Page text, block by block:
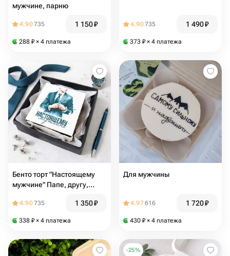
мужчине, парню
4.90735 1 150₽
288 ₽ × 4 платежа
4.90735 1 490₽
373 ₽ × 4 платежа
Бенто торт "Настоящему
мужчине" Папе, другу,
дедушке
4.90735 1 350₽
338 ₽ × 4 платежа
Для мужчины
4.97616 1 720₽
430 ₽ × 4 платежа
-25%